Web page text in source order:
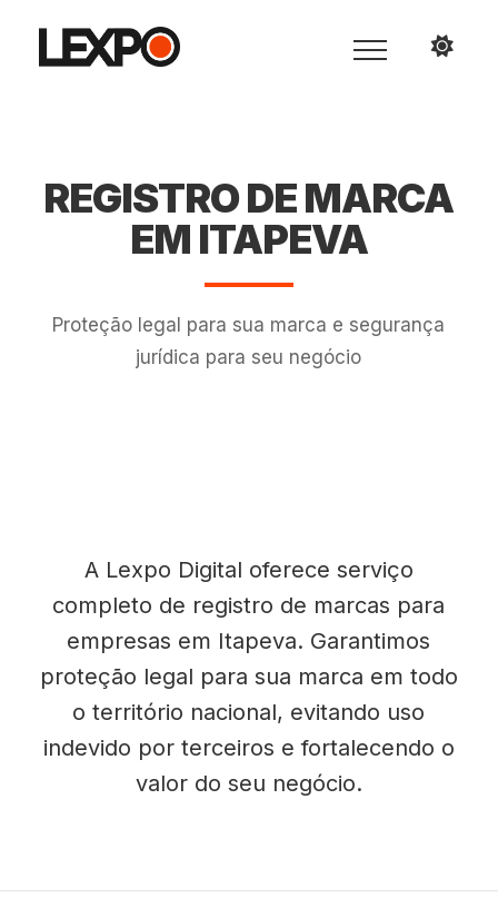
REGISTRO DE MARCA
EM ITAPEVA
Proteção legal para sua marca e segurança
jurídica para seu negócio
A Lexpo Digital oferece serviço
completo de registro de marcas para
empresas em Itapeva. Garantimos
proteção legal para sua marca em todo
o território nacional, evitando uso
indevido por terceiros e fortalecendo o
valor do seu negócio.